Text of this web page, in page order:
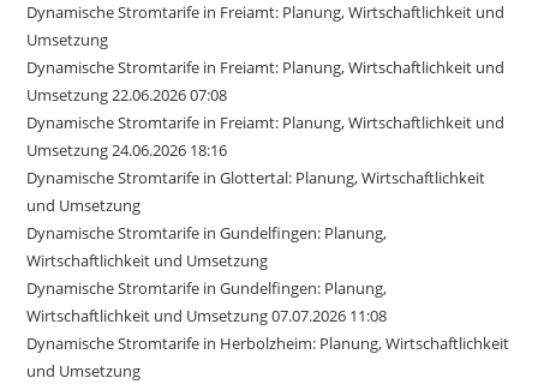
Dynamische Stromtarife in Freiamt: Planung, Wirtschaftlichkeit und
Umsetzung
Dynamische Stromtarife in Freiamt: Planung, Wirtschaftlichkeit und
Umsetzung 22.06.2026 07:08
Dynamische Stromtarife in Freiamt: Planung, Wirtschaftlichkeit und
Umsetzung 24.06.2026 18:16
Dynamische Stromtarife in Glottertal: Planung, Wirtschaftlichkeit
und Umsetzung
Dynamische Stromtarife in Gundelfingen: Planung,
Wirtschaftlichkeit und Umsetzung
Dynamische Stromtarife in Gundelfingen: Planung,
Wirtschaftlichkeit und Umsetzung 07.07.2026 11:08
Dynamische Stromtarife in Herbolzheim: Planung, Wirtschaftlichkeit
und Umsetzung